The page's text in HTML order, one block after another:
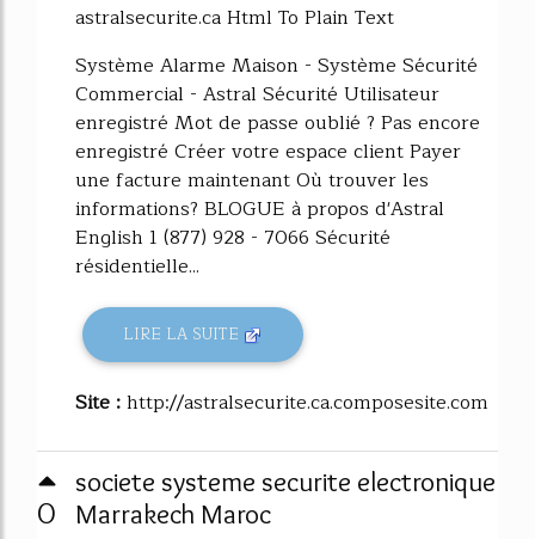
astralsecurite.ca Html To Plain Text
Système Alarme Maison - Système Sécurité
Commercial - Astral Sécurité Utilisateur
enregistré Mot de passe oublié ? Pas encore
enregistré Créer votre espace client Payer
une facture maintenant Où trouver les
informations? BLOGUE à propos d'Astral
English 1 (877) 928 - 7066 Sécurité
résidentielle...
LIRE LA SUITE
Site :http://astralsecurite.ca.composesite.com
0
societe systeme securite electronique
Marrakech Maroc